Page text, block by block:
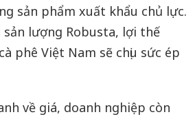
sản phẩm xuất khẩu chủ lực.
sản lượng Robusta, lợi thế
phê Việt Nam sẽ chịu sức ép
về giá, doanh nghiệp còn